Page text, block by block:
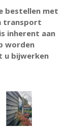
bestellen met
transport
inherent aan
worden
u bijwerken